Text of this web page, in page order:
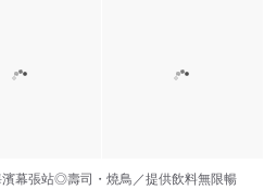
濱幕張站◎壽司・燒鳥／提供飲料無限暢